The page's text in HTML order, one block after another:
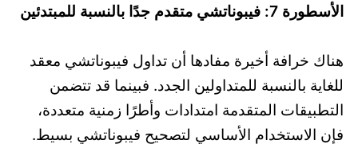
الأسطورة 7: فيبوناتشي متقدم جدًا بالنسبة للمبتدئين
هناك خرافة أخيرة مفادها أن تداول فيبوناتشي معقد
للغاية بالنسبة للمتداولين الجدد. فبينما قد تتضمن
التطبيقات المتقدمة امتدادات وأطرًا زمنية متعددة،
فإن الاستخدام الأساسي لتصحيح فيبوناتشي بسيط.